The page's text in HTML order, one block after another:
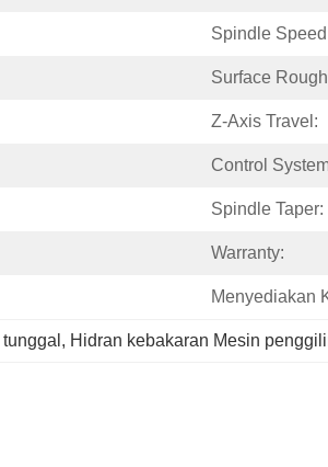
Spindle
Surface
Z-Axis Travel:
Control
Spindle Taper:
Warranty:
Menyediakan
, Hidran kebakaran Mesin